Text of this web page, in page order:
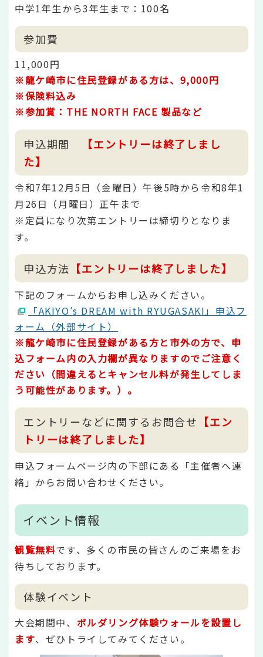
中学1年生から3年生まで：100名
参加費
11,000円
※龍ケ崎市に住民登録がある方は、 9,000円
※保険料込み
※参加賞：THE NORTH FACE 製品など
申込期間
【エントリーは終了しまし
た】
令和7年12月5日（金曜日）午後5時から令和8年1
月26日（月曜日）正午まで
※定員になり次第エントリーは締切りとなりま
す。
申込方法 【エントリーは終了しました】
下記のフォームからお申し込みください。
「AKIYO′s DREAM with RYUGASAKI」申込フ
ォーム（外部サイト）
※龍ケ崎市に住民登録がある方と市外の方で、申
込フォーム内の入力欄が異なりますのでご注意く
ださい（間違えるとキャンセル料が発生してしま
う可能性があります。）。
エントリーなどに関するお問合せ 【エン
トリーは終了しました】
申込フォームページ内の下部にある「主催者へ連
絡」からお問い合わせください。
イベント情報
観覧無料です、多くの市民の皆さんのご来場をお
待ちしております。
体験イベント
大会期間中、 ボルダリング体験ウォールを設置し
ます、ぜひトライしてみてください。